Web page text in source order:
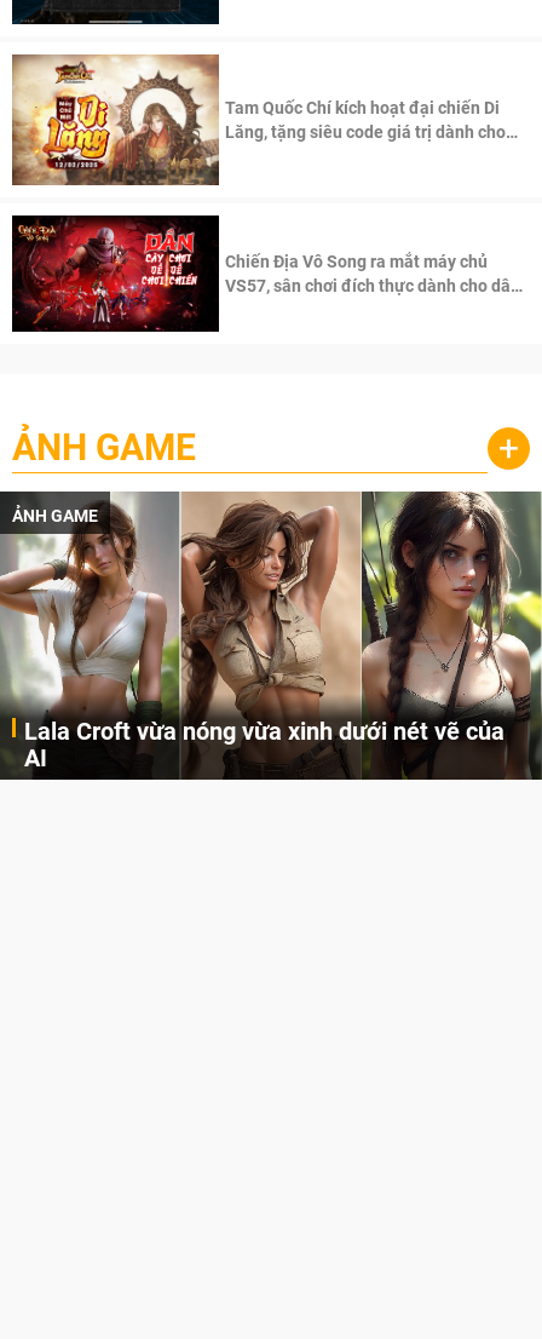
Tam Quốc Chí kích hoạt đại chiến Di
Lăng, tặng siêu code giá trị dành cho
Chiến Địa Vô Song ra mắt máy chủ
VS57, sân chơi đích thực dành cho dân
ẢNH GAME +
ẢNH GAME
Lala Croft vừa nóng vừa xinh dưới nét vẽ của
AI